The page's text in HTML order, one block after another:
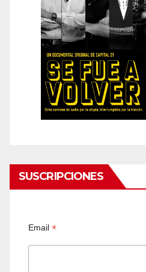
SUSCRIPCIONES
Email*